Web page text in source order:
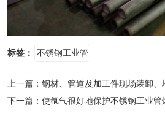
标签： 不锈钢工业管
上一篇： 钢材、管道及加工件现场装卸、
下一篇： 使氩气很好地保护不锈钢工业管